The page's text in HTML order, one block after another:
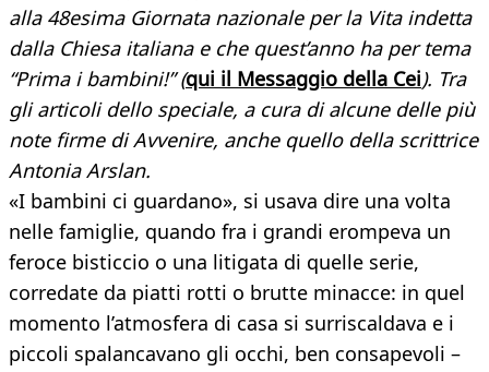
alla 48esima Giornata nazionale per la Vita indetta
dalla Chiesa italiana e che quest’anno ha per tema
“Prima i bambini!” (qui il Messaggio della Cei). Tra
gli articoli dello speciale, a cura di alcune delle più
note firme di Avvenire, anche quello della scrittrice
Antonia Arslan.
«I bambini ci guardano», si usava dire una volta
nelle famiglie, quando fra i grandi erompeva un
feroce bisticcio o una litigata di quelle serie,
corredate da piatti rotti o brutte minacce: in quel
momento l’atmosfera di casa si surriscaldava e i
piccoli spalancavano gli occhi, ben consapevoli –